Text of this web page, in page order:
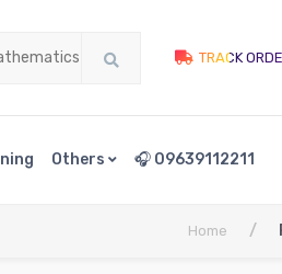
TRACK
Others 🎧 09639112211
Home /